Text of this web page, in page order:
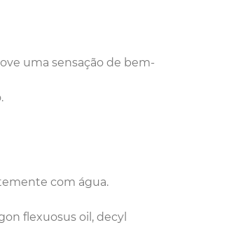
uma sensação de bem-
com água.
flexuosus oil, decyl